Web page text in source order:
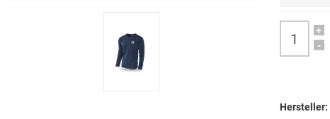
+
-
Hersteller: